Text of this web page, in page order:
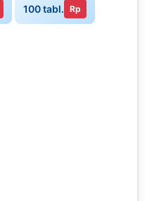
100 tabl. Rp